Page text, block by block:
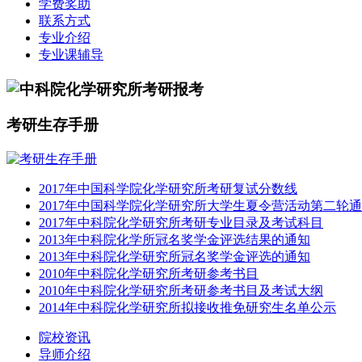
学费奖助
联系方式
专业介绍
专业课辅导
考研生存手册
2017年中国科学院化学研究所考研复试分数线
2017年中国科学院化学研究所大学生夏令营活动第二轮
2017年中科院化学研究所考研专业目录及考试科目
2013年中科院化学所冠名奖学金评选结果的通知
2013年中科院化学研究所冠名奖学金评选的通知
2010年中科院化学研究所考研参考书目
2010年中科院化学研究所考研参考书目及考试大纲
2014年中科院化学研究所拟接收推免研究生名单公示
院校资讯
导师介绍